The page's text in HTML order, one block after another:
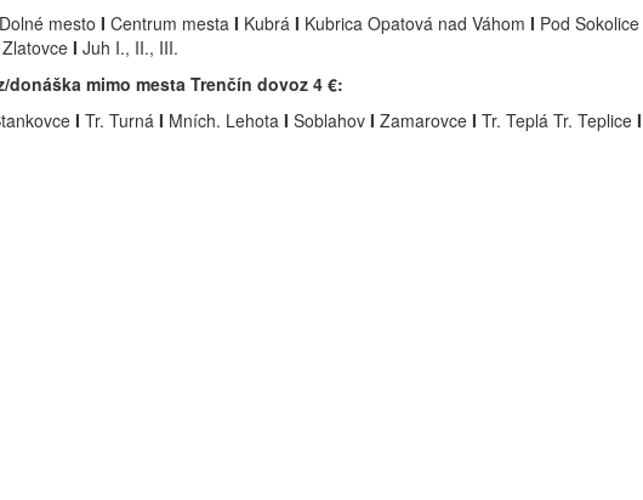
Dolné mesto I Centrum mesta I Kubrá I Kubrica Opatová nad Váhom I Pod Sokolice
Zlatovce I Juh I., II., III.
mimo mesta Trenčín dovoz 4 €:
I Tr. Turná I Mních. Lehota I Soblahov I Zamarovce I Tr. Teplá Tr. Teplice I